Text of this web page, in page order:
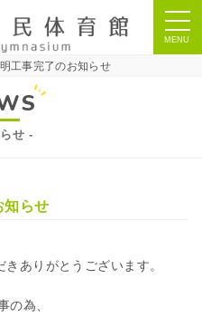
ナ
ビ
MENU
工事完了のお知らせ
せ
知らせ
ありがとうございます。
の為、